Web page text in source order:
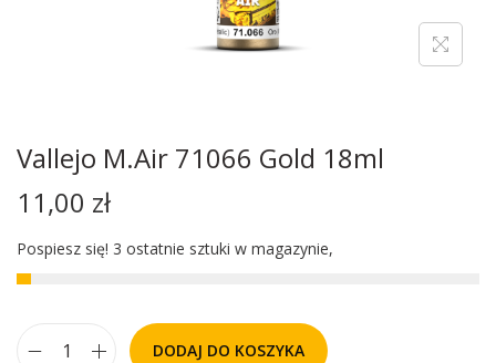
Vallejo M.Air 71066 Gold 18ml
11,00 zł
Pospiesz się! 3 ostatnie sztuki w magazynie,
DODAJ DO KOSZYKA